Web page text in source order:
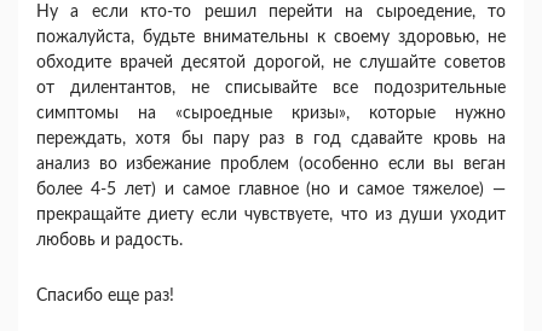
Ну а если кто-то решил перейти на сыроедение, то
пожалуйста, будьте внимательны к своему здоровью, не
обходите врачей десятой дорогой, не слушайте советов
от дилентантов, не списывайте все подозрительные
симптомы на «сыроедные кризы», которые нужно
переждать, хотя бы пару раз в год сдавайте кровь на
анализ во избежание проблем (особенно если вы веган
более 4-5 лет) и самое главное (но и самое тяжелое) —
прекращайте диету если чувствуете, что из души уходит
любовь и радость.
Спасибо еще раз!